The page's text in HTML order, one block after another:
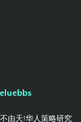
由天!华人策略研究